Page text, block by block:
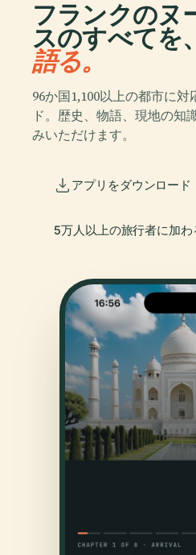
フランクのヌ
スのすべてを、
語る。
96か国1,100以上の都市に
ド。歴史、物語、現地の知
みいただけます。
アプリをダウンロード
5万人以上の旅行者に加わ